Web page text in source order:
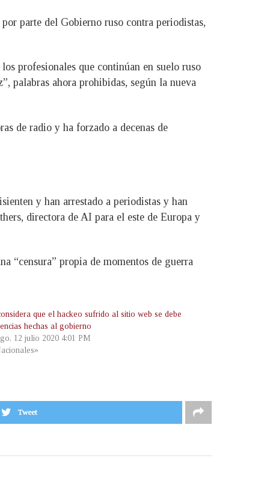
parte del Gobierno ruso contra periodistas,
profesionales que continúan en suelo ruso
palabras ahora prohibidas, según la nueva
de radio y ha forzado a decenas de
y han arrestado a periodistas y han
directora de AI para el este de Europa y
“censura” propia de momentos de guerra
que el hackeo sufrido al sitio web se debe
hechas al gobierno
12 julio 2020 4:01 PM
Tweet